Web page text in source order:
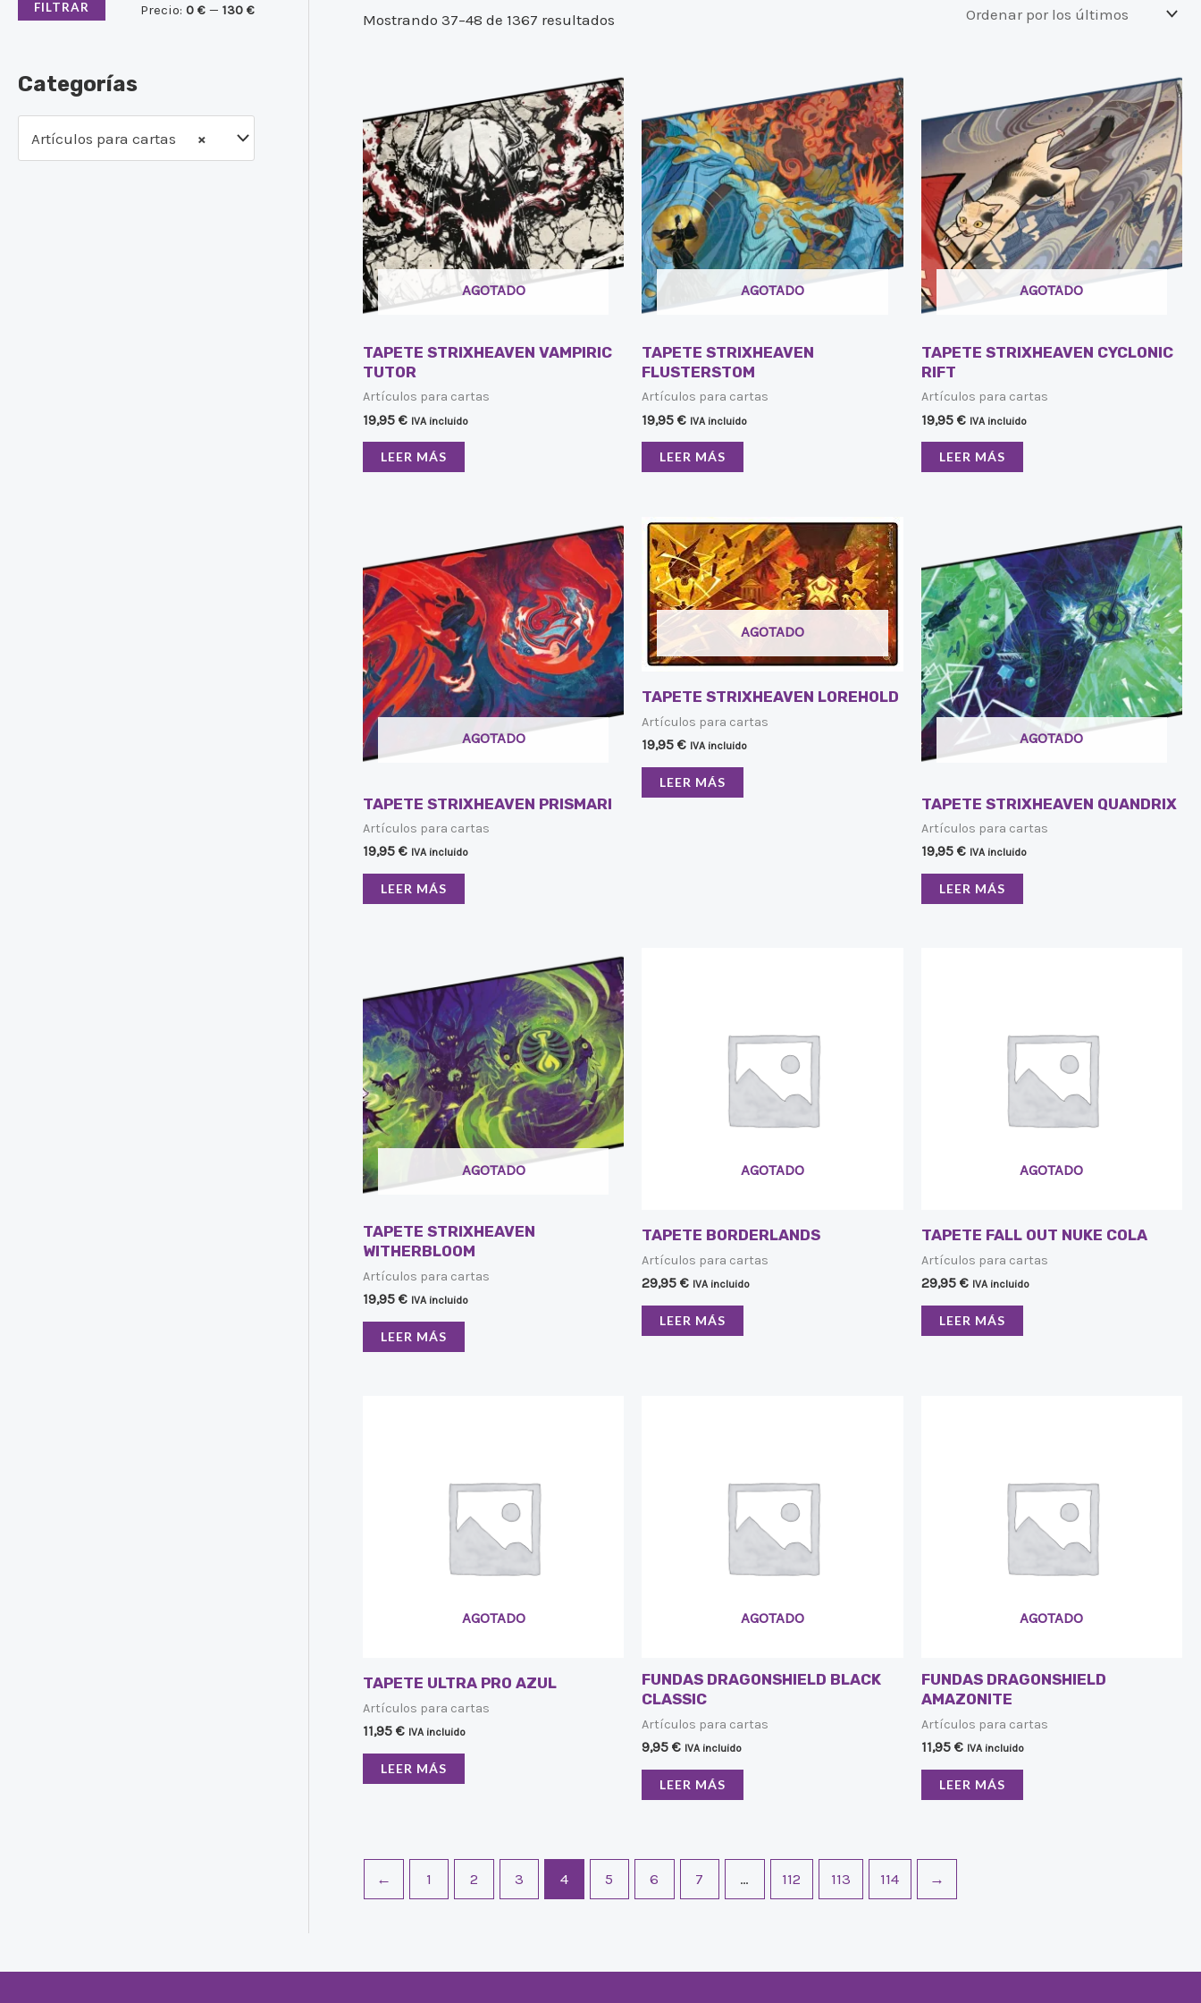
FILTRAR Precio: 0 € — 130 €
Categorías
×
Artículos para cartas
Mostrando 37–48 de 1367 resultados
AGOTADO
TAPETE STRIXHEAVEN VAMPIRIC
TUTOR
Artículos para cartas
19,95 € IVA incluido
LEER MÁS
AGOTADO
TAPETE STRIXHEAVEN
FLUSTERSTOM
Artículos para cartas
19,95€ IVA incluido
LEER MÁS
AGOTADO
TAPETE STRIXHEAVEN CYCLONIC
RIFT
Artículos para cartas
19,95 € IVA incluido
LEER MÁS
AGOTADO
TAPETE STRIXHEAVEN PRISMARI
Artículos para cartas
19,95 € IVA incluido
LEER MÁS
AGOTADO
TAPETE STRIXHEAVEN LOREHOLD
Artículos para cartas
19,95€ IVA incluido
LEER MÁS
AGOTADO
TAPETE STRIXHEAVEN QUANDRIX
Artículos para cartas
19,95 € IVA incluido
LEER MÁS
AGOTADO
TAPETE STRIXHEAVEN
WITHERBLOOM
Artículos para cartas
19,95 € IVA incluido
LEER MÁS
AGOTADO
TAPETE BORDERLANDS
Artículos para cartas
29,95€ IVA incluido
LEER MÁS
AGOTADO
TAPETE FALL OUT NUKE COLA
Artículos para cartas
29,95 € IVA incluido
LEER MÁS
AGOTADO
TAPETE ULTRA PRO AZUL
Artículos para cartas
11,95 € IVA incluido
LEER MÁS
AGOTADO
FUNDAS DRAGONSHIELD BLACK
CLASSIC
Artículos para cartas
9,95€ IVA incluido
LEER MÁS
AGOTADO
FUNDAS DRAGONSHIELD
AMAZONITE
Artículos para cartas
11,95 € IVA incluido
LEER MÁS
← 1 2 3 4 5 6 7 … 112 113 114 →